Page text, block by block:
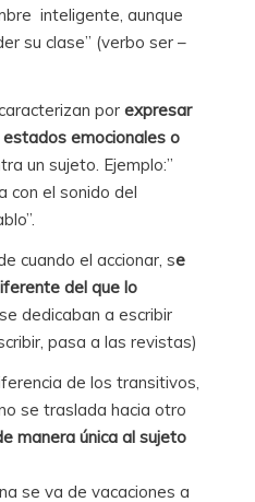
inteligente, aunque
su clase” (verbo ser –
porexpresar
emocionales o
un sujeto. Ejemplo:”
con el sonido del
cuando el accionar, se
del que lo
dedicaban a escribir
pasa a las revistas)
de los transitivos,
se traslada hacia otro
manera única al sujeto
se va de vacaciones a